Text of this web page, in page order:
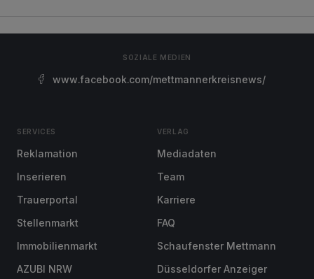
SOZIALE MEDIEN
www.facebook.com/mettmannerkreisnews/
SERVICES
Reklamation
Inserieren
Trauerportal
Stellenmarkt
Immobilienmarkt
AZUBI NRW
VERLAG
Mediadaten
Team
Karriere
FAQ
Schaufenster Mettmann
Düsseldorfer Anzeiger